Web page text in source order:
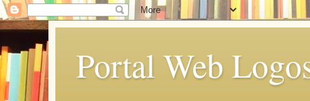
Portal Web